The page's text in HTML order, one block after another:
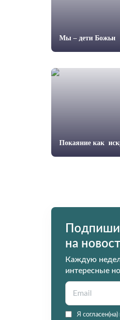
Мы – дети Божьи
Покаяние как
на
Каждую
интересные
Я